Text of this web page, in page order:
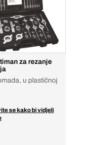
za rezanje
u plastičnoj
se kako bi vidjeli